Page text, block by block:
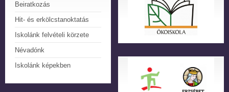
Beiratkozás
Hit- és erkölcstanoktatás
Iskolánk felvételi körzete
Névadónk
Iskolánk képekben